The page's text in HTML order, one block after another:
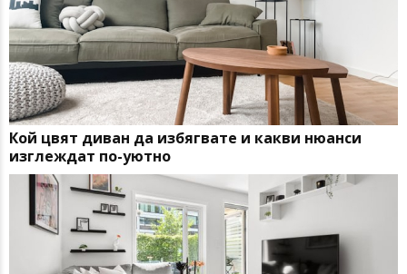
Кой цвят диван да избягвате и какви нюанси
изглеждат по-уютно